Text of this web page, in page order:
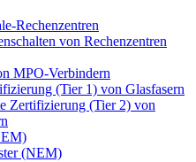
Rechenzentren
von Rechenzentren
MPO-Verbindern
(Tier 1) von Glasfasern
Zertifizierung (Tier 2) von
(NEM)